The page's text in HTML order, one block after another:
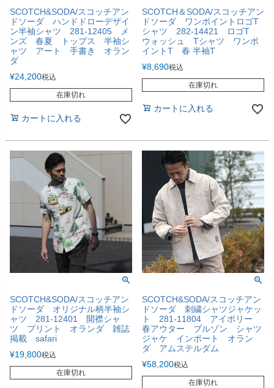
SCOTCH&SODA/スコッチアン
ドソーダ ハンドドローデザイ
ン半袖シャツ 281-12405 メ
ンズ 春夏 トップス 半袖シ
ャツ アート 手書き オラン
ダ
¥24,200税込
在庫切れ
カートに入れる
SCOTCH＆SODA/スコッチアン
ドソーダ ワンポイントロゴT
シャツ 282-14421 ロゴT
ウォッシュ Tシャツ ワンポ
イントT 春 半袖T
¥8,690税込
在庫切れ
カートに入れる
SCOTCH&SODA/スコッチアン
ドソーダ オリジナル柄半袖シ
ャツ 281-12401 開襟シャ
ツ プリント オランダ 雑誌
掲載 safari
¥19,800税込
在庫切れ
SCOTCH&SODA/スコッチアン
ドソーダ 刺繍シャツジャケッ
ト 281-11804 アイボリー
春アウター ブルゾン シャツ
ジャケ インポート オラン
ダ アムステルダム
¥58,200税込
在庫切れ